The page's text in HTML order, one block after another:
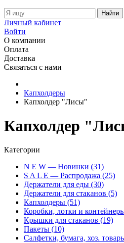
Найти
Личный кабинет
Войти
О компании
Оплата
Доставка
Связаться с нами
Капхолдеры
Капхолдер "Лисы"
Капхолдер
Категории
N E W — Новинки (31)
S A L E — Распродажа (25)
Держатели для еды (30)
Держатели для стаканов (5)
Капхолдеры (51)
Коробки, лотки и
Крышки для стаканов (19)
Пакеты (10)
Салфетки, бумага, хоз.